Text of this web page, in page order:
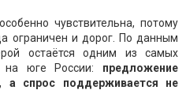
чувствительна, потому
ограничен и дорог. По данным
остаётся одним из самых
на юге России: предложение
а спрос поддерживается не